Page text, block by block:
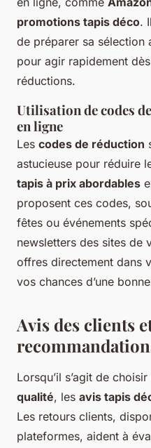
promotions tapis déco.
de préparer sa sélection
pour agir rapidement
réductions.
Utilisation de codes
en ligne
Les codes de réduction
astucieuse pour réduire
tapis à prix abordables
proposent ces codes,
fêtes ou événements
newsletters des sites de
offres directement dans
vos chances d’une
Avis des clients
Lorsqu’il s’agit de
qualité, les avis tapis
Les retours clients,
plateformes, aident à